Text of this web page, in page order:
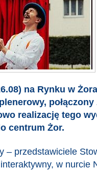
na Rynku w
realizację tego
centrum Żor.
– przedstawiciele
w nurcie